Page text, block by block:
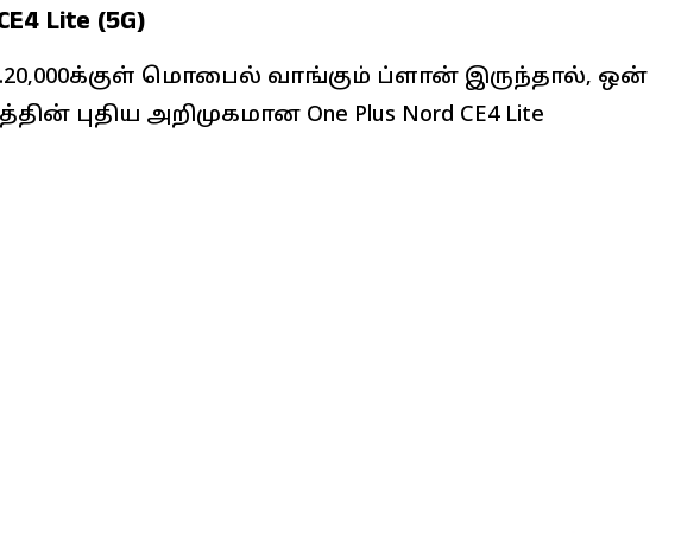
Lite (5G)
மொபைல் வாங்கும் ப்ளான் இருந்தால், ஒன்
புதிய அறிமுகமான One Plus Nord CE4 Lite